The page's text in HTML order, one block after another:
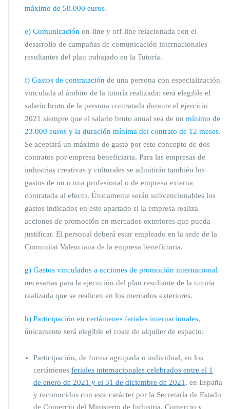
máximo de 50.000 euros.
e) Comunicación on-line y off-line relacionada con el
desarrollo de campañas de comunicación internacionales
resultantes del plan trabajado en la Tutoría.
f) Gastos de contratación de una persona con especialización
vinculada al ámbito de la tutoría realizada: será elegible el
salario bruto de la persona contratada durante el ejercicio
2021 siempre que el salario bruto anual sea de un mínimo de
23.000 euros y la duración mínima del contrato de 12 meses.
Se aceptará un máximo de gasto por este concepto de dos
contratos por empresa beneficiaria. Para las empresas de
industrias creativas y culturales se admitirán también los
gastos de un o una profesional o de empresa externa
contratada al efecto. Únicamente serán subvencionables los
gastos indicados en este apartado si la empresa realiza
acciones de promoción en mercados exteriores que pueda
justificar. El personal deberá estar empleado en la sede de la
Comunitat Valenciana de la empresa beneficiaria.
g) Gastos vinculados a acciones de promoción internacional
necesarias para la ejecución del plan resultante de la tutoría
realizada que se realicen en los mercados exteriores.
h) Participación en certámenes feriales internacionales,
únicamente será elegible el coste de alquiler de espacio:
Participación, de forma agrupada o individual, en los
certámenes feriales internacionales celebrados entre el 1
de enero de 2021 y el 31 de diciembre de 2021 , en España
y reconocidos con este carácter por la Secretaría de Estado
de Comercio del Ministerio de Industria, Comercio y